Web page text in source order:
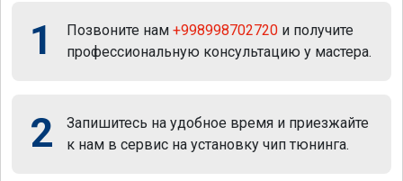
1 Позвоните нам +998998702720 и получите
профессиональную консультацию у мастера.
2
Запишитесь на удобное время и приезжайте
к нам в сервис на установку чип тюнинга.